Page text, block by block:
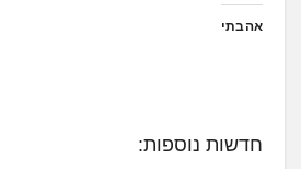
אהבתי
חדשות נוספות: